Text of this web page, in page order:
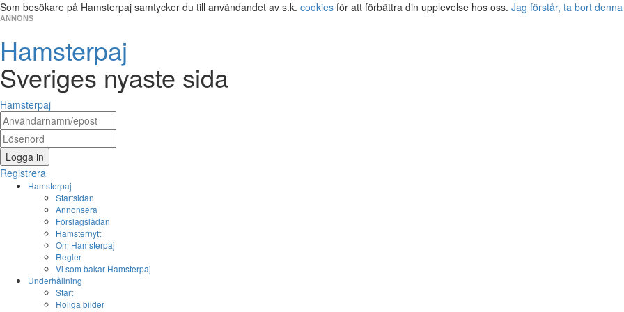
Som besökare på Hamsterpaj samtycker du till användandet av s.k. cookies för att förbättra din upplevelse hos oss. Jag förstår, ta bort
ANNONS
Hamsterpaj
Sveriges nyaste sida
Hamsterpaj
Logga in
Registrera
Hamsterpaj
Startsidan
Annonsera
Förslagslådan
Hamsternytt
Om Hamsterpaj
Regler
Vi som bakar Hamsterpaj
Underhållning
Start
Roliga bilder